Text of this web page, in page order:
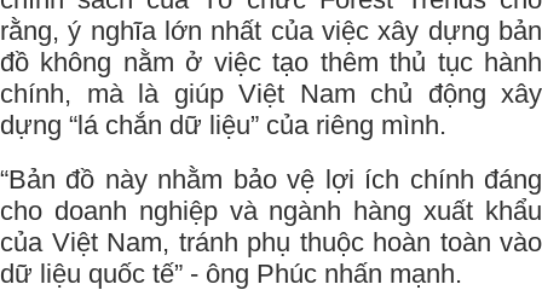
rằng, ý nghĩa lớn nhất của việc xây dựng bản
đồ không nằm ở việc tạo thêm thủ tục hành
chính, mà là giúp Việt Nam chủ động xây
dựng “lá chắn dữ liệu” của riêng mình.
“Bản đồ này nhằm bảo vệ lợi ích chính đáng
cho doanh nghiệp và ngành hàng xuất khẩu
của Việt Nam, tránh phụ thuộc hoàn toàn vào
dữ liệu quốc tế” - ông Phúc nhấn mạnh.